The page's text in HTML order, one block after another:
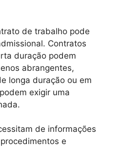
de trabalho pode
Contratos
duração podem
abrangentes,
longa duração ou em
exigir uma
de informações
e